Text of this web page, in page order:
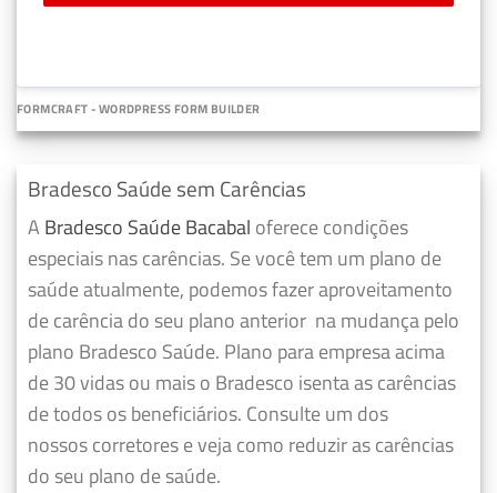
FORMCRAFT - WORDPRESS FORM BUILDER
Bradesco Saúde sem Carências
A Bradesco Saúde Bacabal oferece condições
especiais nas carências. Se você tem um plano de
saúde atualmente, podemos fazeraproveitamento
de carência do seu plano anterior na mudança pelo
plano Bradesco Saúde. Plano para empresa acima
de 30 vidas ou mais o Bradesco isenta as carências
de todos os beneficiários. Consulte um dos
nossos corretores e veja como reduzir as carências
do seu plano de saúde.